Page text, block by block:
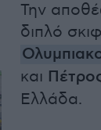
Την
διπλό
και
Ελλάδα.